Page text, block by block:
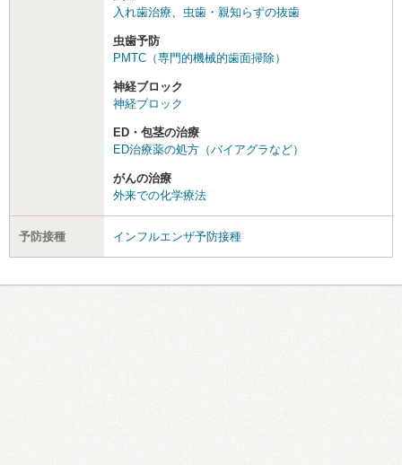
入れ歯治療
虫歯・親知らずの抜歯
虫歯予防
PMTC（専門的機械的歯面掃除）
神経ブロック
神経ブロック
ED・包茎の治療
ED治療薬の処方（バイアグラなど）
がんの治療
外来での化学療法
予防接種 インフルエンザ予防接種